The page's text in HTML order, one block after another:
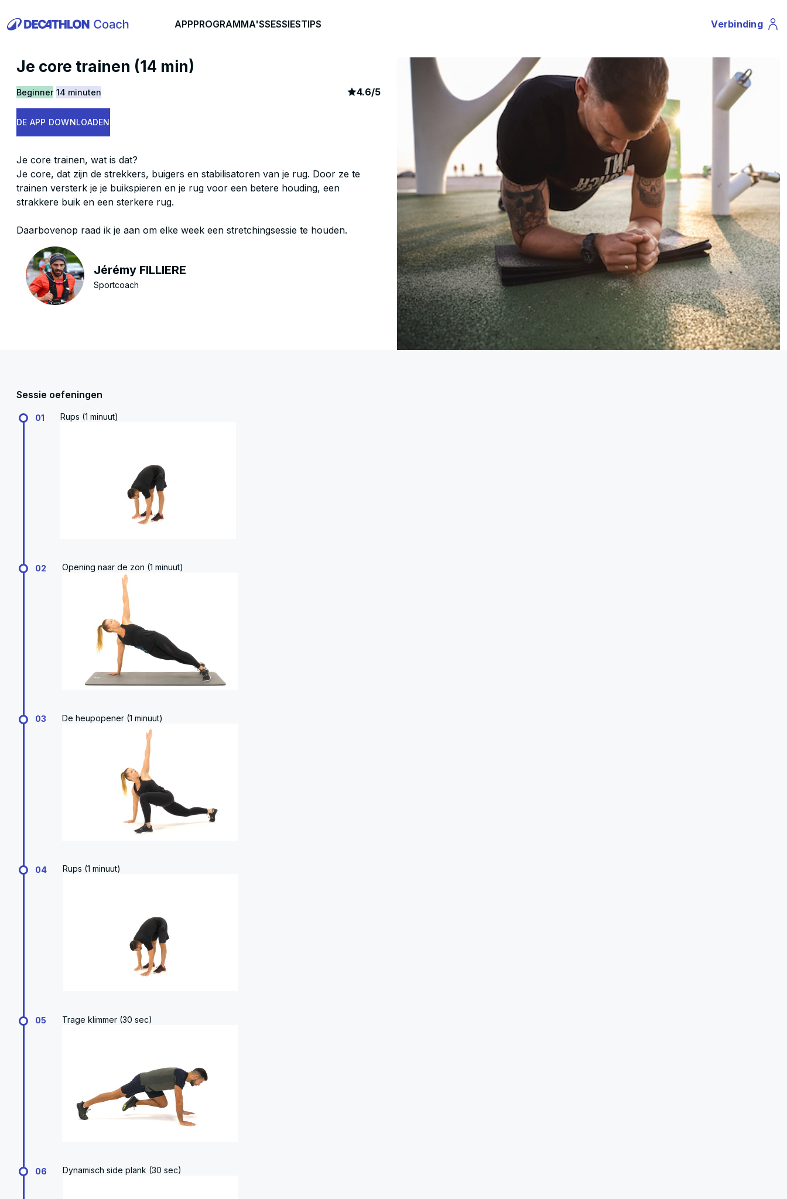
APPPROGRAMMA'SSESSIESTIPS Profile
Verbinding
Je core trainen (14 min)
Beginner 14 minuten article rating
4.6/53205
DE APP DOWNLOADEN
Je core trainen, wat is dat?
Je core, dat zijn de strekkers, buigers en stabilisatoren van je rug. Door ze te
trainen versterk je je buikspieren en je rug voor een betere houding, een
strakkere buik en een sterkere rug.
Daarbovenop raad ik je aan om elke week een stretchingsessie te houden.
Jérémy FILLIERE
Sportcoach
Sessie oefeningen
01 Rups (1 minuut)
02 Opening naar de zon (1 minuut)
03 De heupopener (1 minuut)
04 Rups (1 minuut)
05 Trage klimmer (30 sec)
06 Dynamisch side plank (30 sec)